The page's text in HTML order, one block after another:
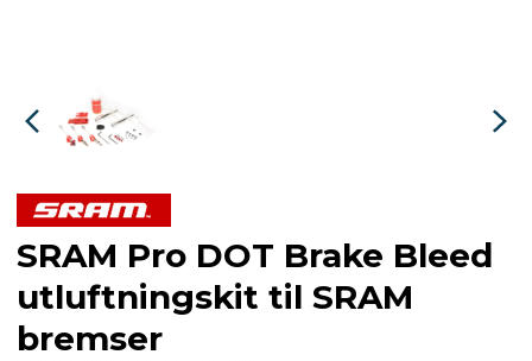
SRAM Pro DOT Brake Bleed
utluftningskit til SRAM
bremser